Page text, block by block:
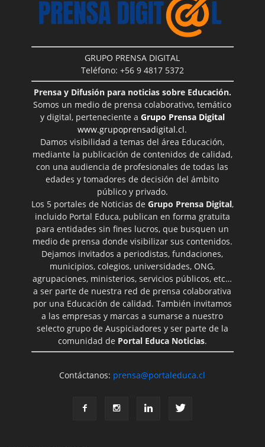
GRUPO PRENSA DIGITAL
Teléfono: +56 9 4817 5372
Prensa y Difusión para noticias sobre Educación.
Somos un medio de prensa colaborativo, temático
y digital, perteneciente a Grupo Prensa Digital
www.grupoprensadigital.cl.
Damos visibilidad a temas del área Educación,
mediante la publicación de contenidos de calidad,
con una audiencia de profesionales de todas las
edades y tomadores de decisión del ámbito
público y privado.
Los 5 portales de Noticias de Grupo Prensa Digital,
incluido Portal Educa, publican en forma gratuita
para entidades sin fines lucros, que busquen un
medio de prensa donde visibilizar sus contenidos.
Dejamos invitados a periodistas, fundaciones,
municipios, colegios, universidades, ONG,
agrupaciones, ministerios, servicios públicos, etc…
a ser parte de nuestra red de prensa colaborativa
por una Educación de calidad. También invitamos
a las empresas y marcas a sumarse a nuestro
selecto grupo de Auspiciadores y ser parte de la
comunidad de Portal Educa Noticias.
Contáctanos: prensa@portaleduca.cl